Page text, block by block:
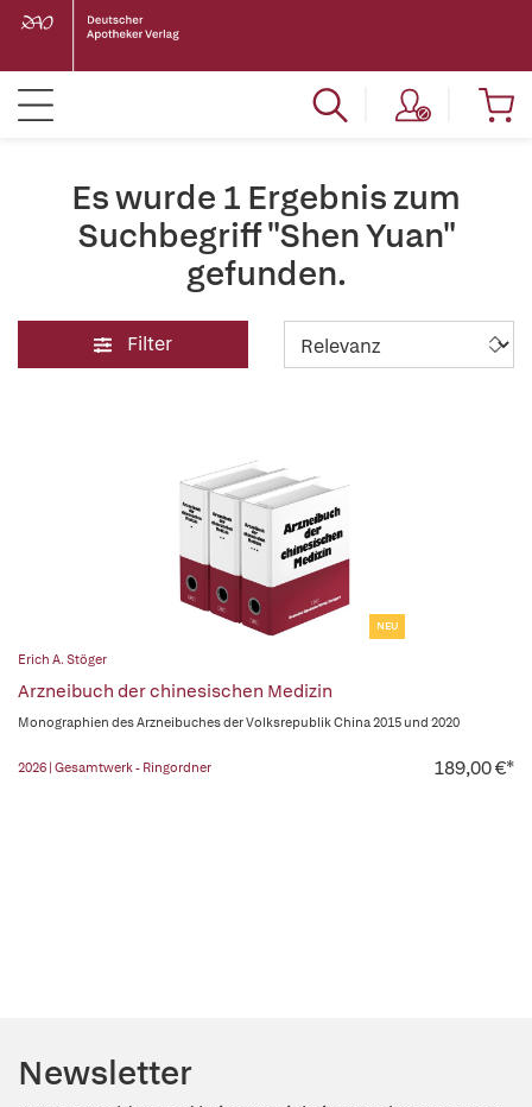
Es wurde 1 Ergebnis zum
Suchbegriff "Shen Yuan"
gefunden.
Filter
NEU
Erich A. Stöger
Arzneibuch der chinesischen Medizin
Monographien des Arzneibuches der Volksrepublik China 2015 und 2020
2026 | Gesamtwerk - Ringordner 189,00 €*
Newsletter